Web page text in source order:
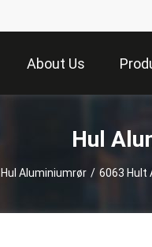
About Us
Hul
Hul Aluminiumrør / 6063 Hult